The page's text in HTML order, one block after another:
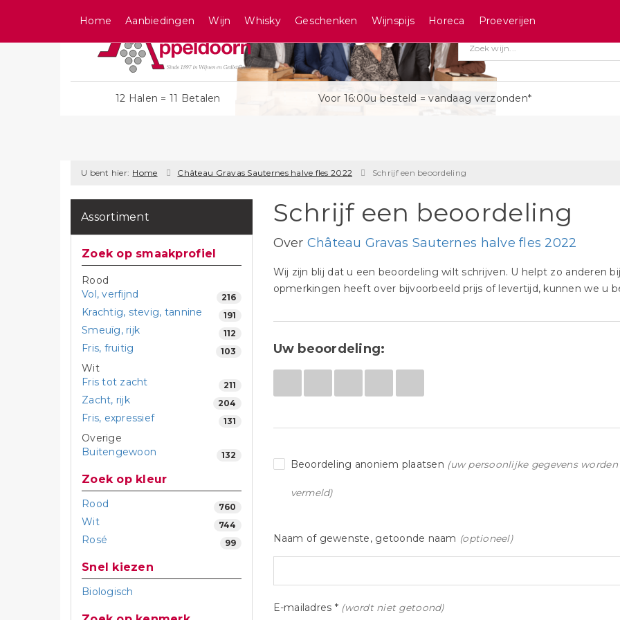
12 Halen = 11 Betalen Voor 16:00u besteld = vandaag verzonden*
Home Aanbiedingen Wijn Whisky Geschenken Wijnspijs Horeca Proeverijen
U bent hier: Home Château Gravas Sauternes halve fles 2022 Schrijf een beoordeling
Assortiment
Zoek op smaakprofiel
Rood
Vol, verfijnd
216
Krachtig, stevig, tannine 191
Smeuïg, rijk 112
Fris, fruitig 103
Wit
Fris tot zacht
211
Zacht, rijk 204
Fris, expressief 131
Overige
Buitengewoon
132
Zoek op kleur
Rood 760
Wit 744
Rosé 99
Snel kiezen
Biologisch
Schrijf een beoordeling
Over Château Gravas Sauternes halve fles 2022
Wij zijn blij dat u een beoordeling wilt schrijven. U helpt zo anderen
opmerkingen heeft over bijvoorbeeld prijs of levertijd, kunnen we u
Uw beoordeling:
Beoordeling anoniem plaatsen (uw persoonlijke gegevens
vermeld)
Naam of gewenste, getoonde naam (optioneel)
E-mailadres * (wordt niet getoond)